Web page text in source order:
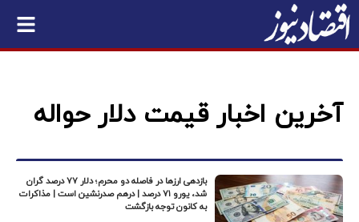
آخرین اخبار قیمت دلار حواله
بازدهی ارزها در فاصله دو محرم؛ دلار ۷۷ درصد گران‌
شد، یورو ۷۱ درصد | درهم صدرنشین است | مذاکرات
به کانون توجه بازگشت